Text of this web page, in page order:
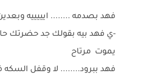
فهد بصدمه ........ ايييييه
-ي فهد بيه بقولك جد حضرتك
يموت مرتاح
فهد ببرود........ لا وقفل